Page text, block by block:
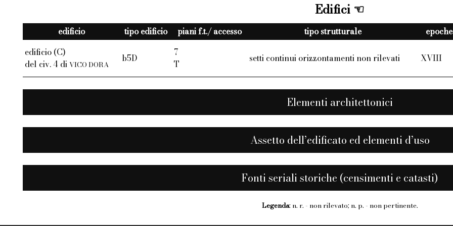
Edifici
edificio tipo edificio piani f.t./ accesso tipo strutturale
edificio (C)
del civ. 4 di VICO DORA
b5D
7
T
setti continui orizzontamenti non rilevati XVIII
Elementi architettonici
Assetto dell’edificato ed elementi d’uso
Fonti seriali storiche (censimenti e catasti)
Legenda: n. r. - non rilevato; n. p. - non pertinente.